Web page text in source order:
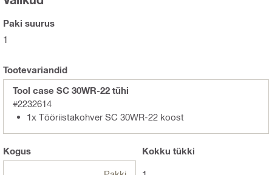
Paki suurus
1
Tootevariandid
Tool case SC 30WR-22 tühi
#2232614
1x Tööriistakohver SC 30WR-22 koost
Kogus Kokku tükki